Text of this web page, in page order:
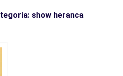
show heranca